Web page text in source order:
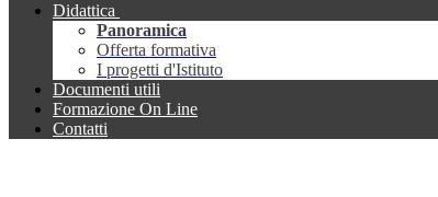
Didattica
Panoramica
Offerta formativa
I progetti d'Istituto
Documenti utili
Formazione On Line
Contatti